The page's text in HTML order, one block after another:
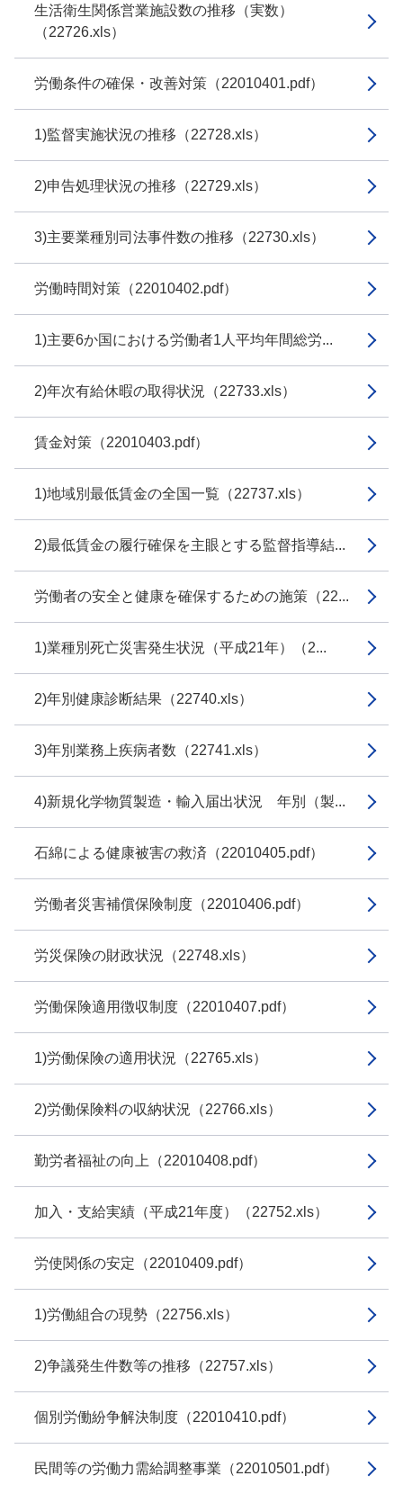
生活衛生関係営業施設数の推移（実数）
（22726.xls）
労働条件の確保・改善対策（22010401.pdf）
1)監督実施状況の推移（22728.xls）
2)申告処理状況の推移（22729.xls）
3)主要業種別司法事件数の推移（22730.xls）
労働時間対策（22010402.pdf）
1)主要6か国における労働者1人平均年間総労...
2)年次有給休暇の取得状況（22733.xls）
賃金対策（22010403.pdf）
1)地域別最低賃金の全国一覧（22737.xls）
2)最低賃金の履行確保を主眼とする監督指導結...
労働者の安全と健康を確保するための施策（22...
1)業種別死亡災害発生状況（平成21年）（2...
2)年別健康診断結果（22740.xls）
3)年別業務上疾病者数（22741.xls）
4)新規化学物質製造・輸入届出状況 年別（製...
石綿による健康被害の救済（22010405.pdf）
労働者災害補償保険制度（22010406.pdf）
労災保険の財政状況（22748.xls）
労働保険適用徴収制度（22010407.pdf）
1)労働保険の適用状況（22765.xls）
2)労働保険料の収納状況（22766.xls）
勤労者福祉の向上（22010408.pdf）
加入・支給実績（平成21年度）（22752.xls）
労使関係の安定（22010409.pdf）
1)労働組合の現勢（22756.xls）
2)争議発生件数等の推移（22757.xls）
個別労働紛争解決制度（22010410.pdf）
民間等の労働力需給調整事業（22010501.pdf）